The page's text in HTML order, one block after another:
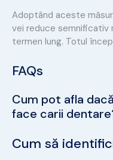
Adoptând aceste
vei reduce semnificativ
termen lung. Totul
FAQs
Cum pot afla
face carii
Cum să